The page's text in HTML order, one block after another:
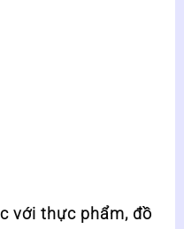
với thực phẩm, đồ